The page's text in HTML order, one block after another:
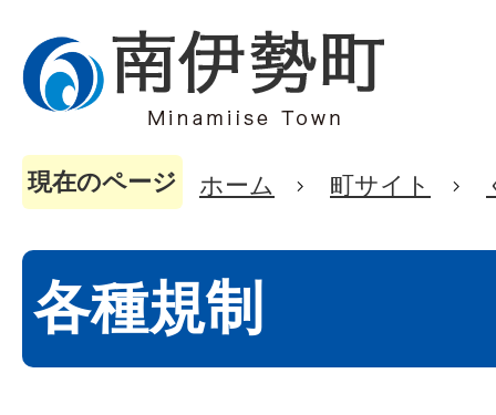
現在のページ ホーム 町サイト
各種規制